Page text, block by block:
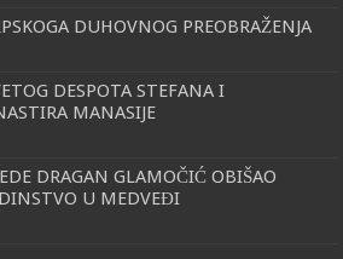
DUHOVNOG PREOBRAŽENJA
DESPOTA STEFANA I
MANASIJE
DRAGAN GLAMOČIĆ OBIŠAO
U MEDVEĐI